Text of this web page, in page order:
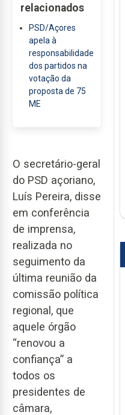
relacionados
PSD/Açores
apela à
responsabilidade
dos partidos na
votação da
proposta de 75
ME
O secretário-geral
do PSD açoriano,
Luís Pereira, disse
em conferência
de imprensa,
realizada no
seguimento da
última reunião da
comissão política
regional, que
aquele órgão
“renovou a
confiança” a
todos os
presidentes de
câmara,